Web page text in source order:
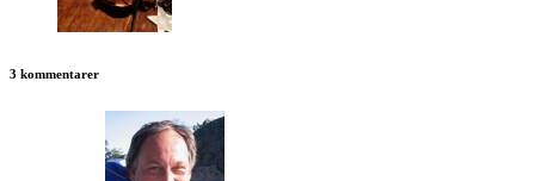
3 kommentarer